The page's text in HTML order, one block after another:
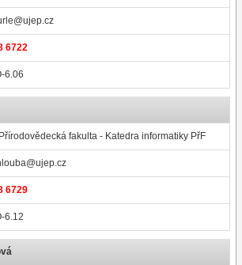
6722
6.06
fakulta - Katedra informatiky PřF
6729
6.12